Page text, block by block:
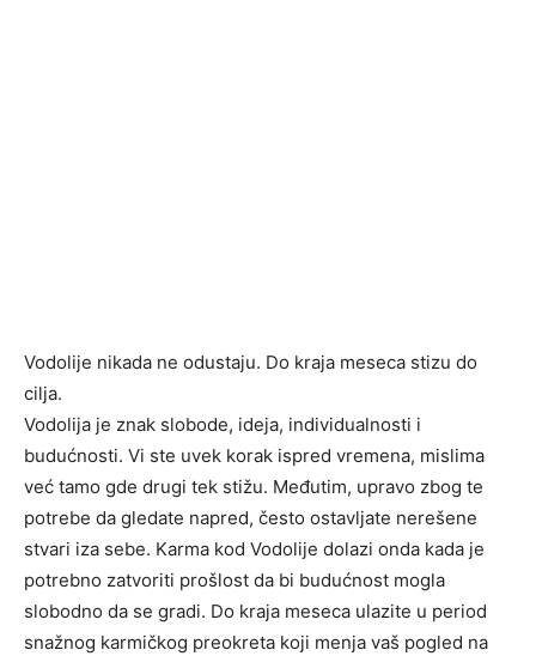
Vodolije nikada ne odustaju. Do kraja meseca stizu do
cilja.
Vodolija je znak slobode, ideja, individualnosti i
budućnosti. Vi ste uvek korak ispred vremena, mislima
već tamo gde drugi tek stižu. Međutim, upravo zbog te
potrebe da gledate napred, često ostavljate nerešene
stvari iza sebe. Karma kod Vodolije dolazi onda kada je
potrebno zatvoriti prošlost da bi budućnost mogla
slobodno da se gradi. Do kraja meseca ulazite u period
snažnog karmičkog preokreta koji menja vaš pogled na